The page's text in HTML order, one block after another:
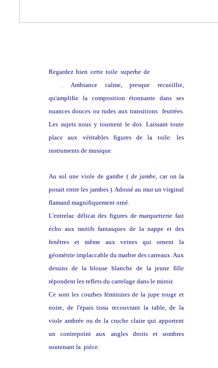
Regardez bien cette toile superbe de
. Ambiance calme, presque recueillie,
qu'amplifie la composition étonnante dans ses
nuances douces ou rudes aux transitions feutrées.
Les sujets nous y tournent le dos. Laissant toute
place aux véritables figures de la toile: les
instruments de musique.
Au sol une viole de gambe ( de jambe, car on la
posait entre les jambes ). Adossé au mur un virginal
flamand magnifiquement orné.
L'entrelac délicat des figures de marquetterie fait
écho aux motifs fantasques de la nappe et des
fenêtres et même aux veines qui ornent la
géométrie implaccable du marbre des carreaux. Aux
dessins de la blouse blanche de la jeune fille
répondent les reflets du carrelage dans le miroir.
Ce sont les courbes féminines de la jupe rouge et
noire, de l'épais tissu recouvrant la table, de la
viole ambrée ou de la cruche claire qui apportent
un contrepoint aux angles droits et sombres
soutenant la pièce.